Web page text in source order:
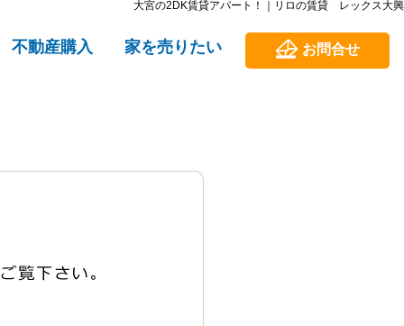
大宮の2DK賃貸アパート！｜リロの賃貸 レックス大興
不動産購入 家を売りたい お問合せ